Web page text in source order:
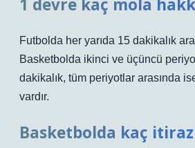
1 devre kaç mola
Futbolda her yarıda 15 dakikalık ara
Basketbolda ikinci ve üçüncü
dakikalık, tüm periyotlar arasında
vardır.
Basketbolda kaç